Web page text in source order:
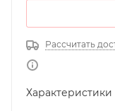
Рассчитать
Характеристики